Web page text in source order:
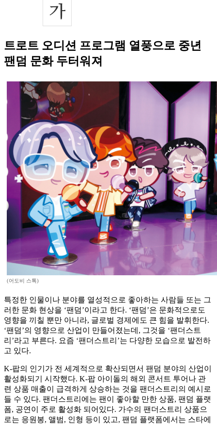
트로트 오디션 프로그램 열풍으로 중년
팬덤 문화 두터워져
(어도비 스톡)
특정한 인물이나 분야를 열성적으로 좋아하는 사람들 또는 그
러한 문화 현상을 ‘팬덤’이라고 한다. ‘팬덤’은 문화적으로도
영향을 끼칠 뿐만 아니라, 글로벌 경제에도 큰 힘을 발휘한다.
‘팬덤’의 영향으로 산업이 만들어졌는데, 그것을 ‘팬더스트
리’라고 부른다. 요즘 ‘팬더스트리’는 다양한 모습으로 발전하
고 있다.
K-팝의 인기가 전 세계적으로 확산되면서 팬덤 분야의 산업이
활성화되기 시작했다. K-팝 아이돌의 해외 콘서트 투어나 관
련 상품 매출이 급격하게 상승하는 것을 팬더스트리의 예시로
들 수 있다. 팬더스트리에는 팬이 좋아할 만한 상품, 팬덤 플랫
폼, 공연이 주로 활성화 되어있다. 가수의 팬더스트리 상품으
로는 응원봉, 앨범, 인형 등이 있고, 팬덤 플랫폼에서는 스타에